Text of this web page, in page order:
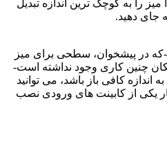
را به کوچک ترین اندازه تبدیل
جای دهید.
-که در پیشخوان، سطحی برای میز
چنین کاری وجود نداشته است-
کافی باز باشد، می توانید
بلند به کنار یکی از کابینت های ورودی نصب